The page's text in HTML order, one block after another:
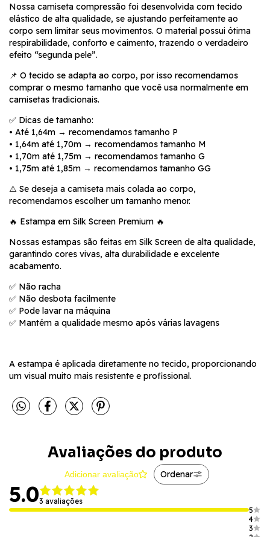
Nossa camiseta compressão foi desenvolvida com tecido
elástico de alta qualidade, se ajustando perfeitamente ao
corpo sem limitar seus movimentos. O material possui ótima
respirabilidade, conforto e caimento, trazendo o verdadeiro
efeito “segunda pele”.
📌 O tecido se adapta ao corpo, por isso recomendamos
comprar o mesmo tamanho que você usa normalmente em
camisetas tradicionais.
✅ Dicas de tamanho:
• Até 1,64m → recomendamos tamanho P
• 1,64m até 1,70m → recomendamos tamanho M
• 1,70m até 1,75m → recomendamos tamanho G
• 1,75m até 1,85m → recomendamos tamanho GG
⚠️ Se deseja a camiseta mais colada ao corpo,
recomendamos escolher um tamanho menor.
🔥 Estampa em Silk Screen Premium 🔥
Nossas estampas são feitas em Silk Screen de alta qualidade,
garantindo cores vivas, alta durabilidade e excelente
acabamento.
✅ Não racha
✅ Não desbota facilmente
✅ Pode lavar na máquina
✅ Mantém a qualidade mesmo após várias lavagens
A estampa é aplicada diretamente no tecido, proporcionando
um visual muito mais resistente e profissional.
Avaliações do produto
Adicionar avaliação Ordenar
5.03 avaliações
5
4
3